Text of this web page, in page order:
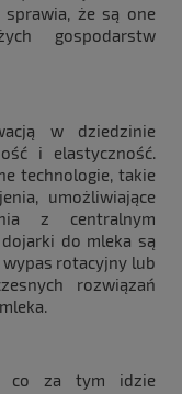
sprawia, że są one
gospodarstw
w dziedzinie
i elastyczność.
technologie, takie
umożliwiające
z centralnym
do mleka są
rotacyjny lub
rozwiązań
co za tym idzie